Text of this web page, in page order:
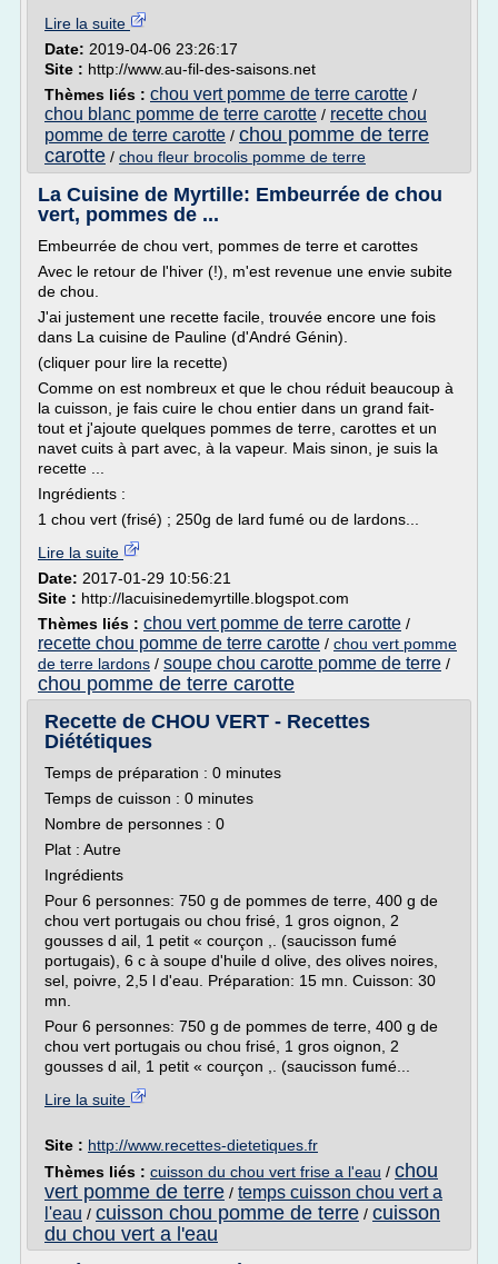
Lire la suite
Date: 2019-04-06 23:26:17
Site : http://www.au-fil-des-saisons.net
Thèmes liés : chou vert pomme de terre carotte /
chou blanc pomme de terre carotte / recette chou
pomme de terre carotte / chou pomme de terre
carotte / chou fleur brocolis pomme de terre
La Cuisine de Myrtille: Embeurrée de chou
vert, pommes de ...
Embeurrée de chou vert, pommes de terre et carottes
Avec le retour de l'hiver (!), m'est revenue une envie subite
de chou.
J'ai justement une recette facile, trouvée encore une fois
dans La cuisine de Pauline (d'André Génin).
(cliquer pour lire la recette)
Comme on est nombreux et que le chou réduit beaucoup à
la cuisson, je fais cuire le chou entier dans un grand fait-
tout et j'ajoute quelques pommes de terre, carottes et un
navet cuits à part avec, à la vapeur. Mais sinon, je suis la
recette ...
Ingrédients :
1 chou vert (frisé) ; 250g de lard fumé ou de lardons...
Lire la suite
Date: 2017-01-29 10:56:21
Site : http://lacuisinedemyrtille.blogspot.com
Thèmes liés : chou vert pomme de terre carotte /
recette chou pomme de terre carotte / chou vert pomme
de terre lardons / soupe chou carotte pomme de terre /
chou pomme de terre carotte
Recette de CHOU VERT - Recettes
Diététiques
Temps de préparation : 0 minutes
Temps de cuisson : 0 minutes
Nombre de personnes : 0
Plat : Autre
Ingrédients
Pour 6 personnes: 750 g de pommes de terre, 400 g de
chou vert portugais ou chou frisé, 1 gros oignon, 2
gousses d ail, 1 petit « courçon ,. (saucisson fumé
portugais), 6 c à soupe d'huile d olive, des olives noires,
sel, poivre, 2,5 l d'eau. Préparation: 15 mn. Cuisson: 30
mn.
Pour 6 personnes: 750 g de pommes de terre, 400 g de
chou vert portugais ou chou frisé, 1 gros oignon, 2
gousses d ail, 1 petit « courçon ,. (saucisson fumé...
Lire la suite
Site : http://www.recettes-dietetiques.fr
Thèmes liés : cuisson du chou vert frise a l'eau / chou
vert pomme de terre / temps cuisson chou vert a
l'eau / cuisson chou pomme de terre / cuisson
du chou vert a l'eau